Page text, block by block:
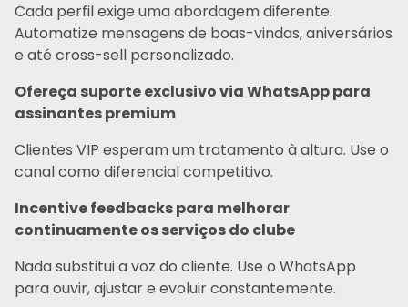
Cada perfil exige uma abordagem diferente.
Automatize mensagens de boas-vindas, aniversários
e até cross-sell personalizado.
Ofereça suporte exclusivo via WhatsApp para
assinantes premium
Clientes VIP esperam um tratamento à altura. Use o
canal como diferencial competitivo.
Incentive feedbacks para melhorar
continuamente os serviços do clube
Nada substitui a voz do cliente. Use o WhatsApp
para ouvir, ajustar e evoluir constantemente.